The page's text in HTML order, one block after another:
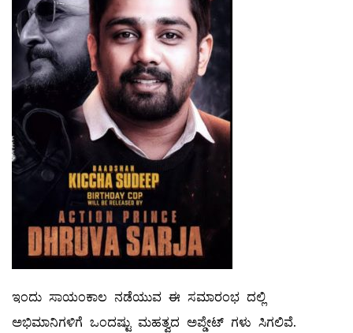
ಇಂದು ಸಾಯಂಕಾಲ ನಡೆಯುವ ಈ ಸಮಾರಂಭ ದಲ್ಲಿ
ಅಭಿಮಾನಿಗಳಿಗೆ ಒಂದಷ್ಟು ಮಹತ್ವದ ಅಪ್ಡೇಟ್ ಗಳು ಸಿಗಲಿವೆ.